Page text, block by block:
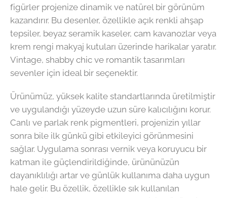
figürler projenize dinamik ve natürel bir görünüm
kazandırır. Bu desenler, özellikle açık renkli ahşap
tepsiler, beyaz seramik kaseler, cam kavanozlar veya
krem rengi makyaj kutuları üzerinde harikalar yaratır.
Vintage, shabby chic ve romantik tasarımları
sevenler için ideal bir seçenektir.
Ürünümüz, yüksek kalite standartlarında üretilmiştir
ve uygulandığı yüzeyde uzun süre kalıcılığını korur.
Canlı ve parlak renk pigmentleri, projenizin yıllar
sonra bile ilk günkü gibi etkileyici görünmesini
sağlar. Uygulama sonrası vernik veya koruyucu bir
katman ile güçlendirildiğinde, ürününüzün
dayanıklılığı artar ve günlük kullanıma daha uygun
hale gelir. Bu özellik, özellikle sık kullanılan